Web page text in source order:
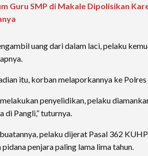
Guru SMP di Makale Dipolisikan
uang dari dalam laci, pelaku
itu, korban melaporkannya ke Polres
melakukan penyelidikan, pelaku
di Pangli,” tuturnya.
pelaku dijerat Pasal 362
pidana penjara paling lama lima tahun.